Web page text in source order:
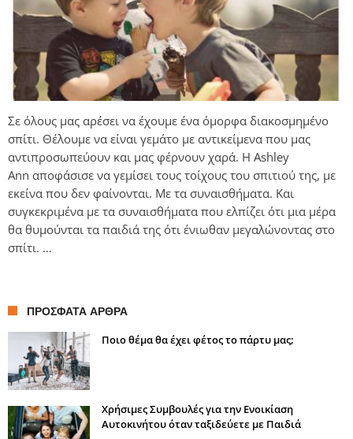
Σε όλους μας αρέσει να έχουμε ένα όμορφα διακοσμημένο
σπίτι. Θέλουμε να είναι γεμάτο με αντικείμενα που μας
αντιπροσωπεύουν και μας φέρνουν χαρά. Η Ashley
Ann αποφάσισε να γεμίσει τους τοίχους του σπιτιού της, με
εκείνα που δεν φαίνονται. Με τα συναισθήματα. Και
συγκεκριμένα με τα συναισθήματα που ελπίζει ότι μια μέρα
θα θυμούνται τα παιδιά της ότι ένιωθαν μεγαλώνοντας στο
σπίτι. …
ΠΡΌΣΦΑΤΑ ΆΡΘΡΑ
Ποιο θέμα θα έχει φέτος το πάρτυ μας;
Χρήσιμες Συμβουλές για την Ενοικίαση
Αυτοκινήτου όταν ταξιδεύετε με Παιδιά